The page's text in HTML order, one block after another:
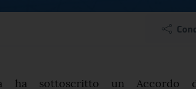
Giuli:
ha sottoscritto un Accordo